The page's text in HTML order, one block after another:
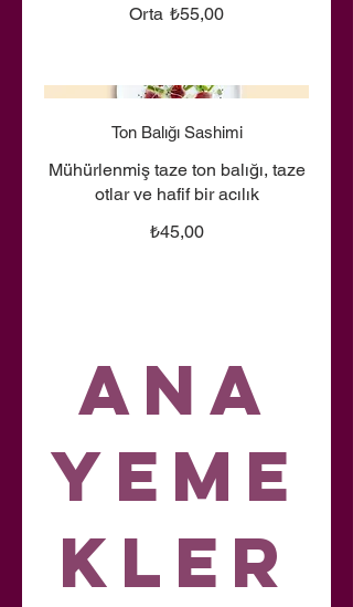
Orta ₺55,00
Ton Balığı Sashimi
Mühürlenmiş taze ton balığı, taze
otlar ve hafif bir acılık
₺45,00
Ana
Yeme
kler